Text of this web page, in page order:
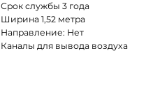
Срок службы 3 года
Ширина 1,52 метра
Направление: Нет
Каналы для вывода воздуха